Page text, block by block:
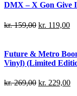
DMX – X Gon Give
kr.159,00 kr. 119,00
Future & Metro
Vinyl) (Limited
kr.269,00 kr. 229,00